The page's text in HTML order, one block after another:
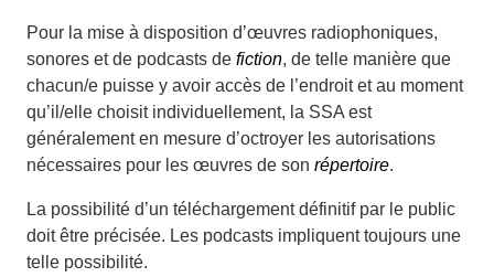
Pour la mise à disposition d’œuvres radiophoniques,
sonores et de podcasts de fiction, de telle manière que
chacun/e puisse y avoir accès de l’endroit et au moment
qu’il/elle choisit individuellement, la SSA est
généralement en mesure d’octroyer les autorisations
nécessaires pour les œuvres de son répertoire.
La possibilité d’un téléchargement définitif par le public
doit être précisée. Les podcasts impliquent toujours une
telle possibilité.